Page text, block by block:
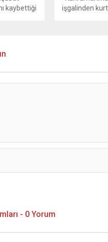
kaybettiği
işgalinden
- 0 Yorum